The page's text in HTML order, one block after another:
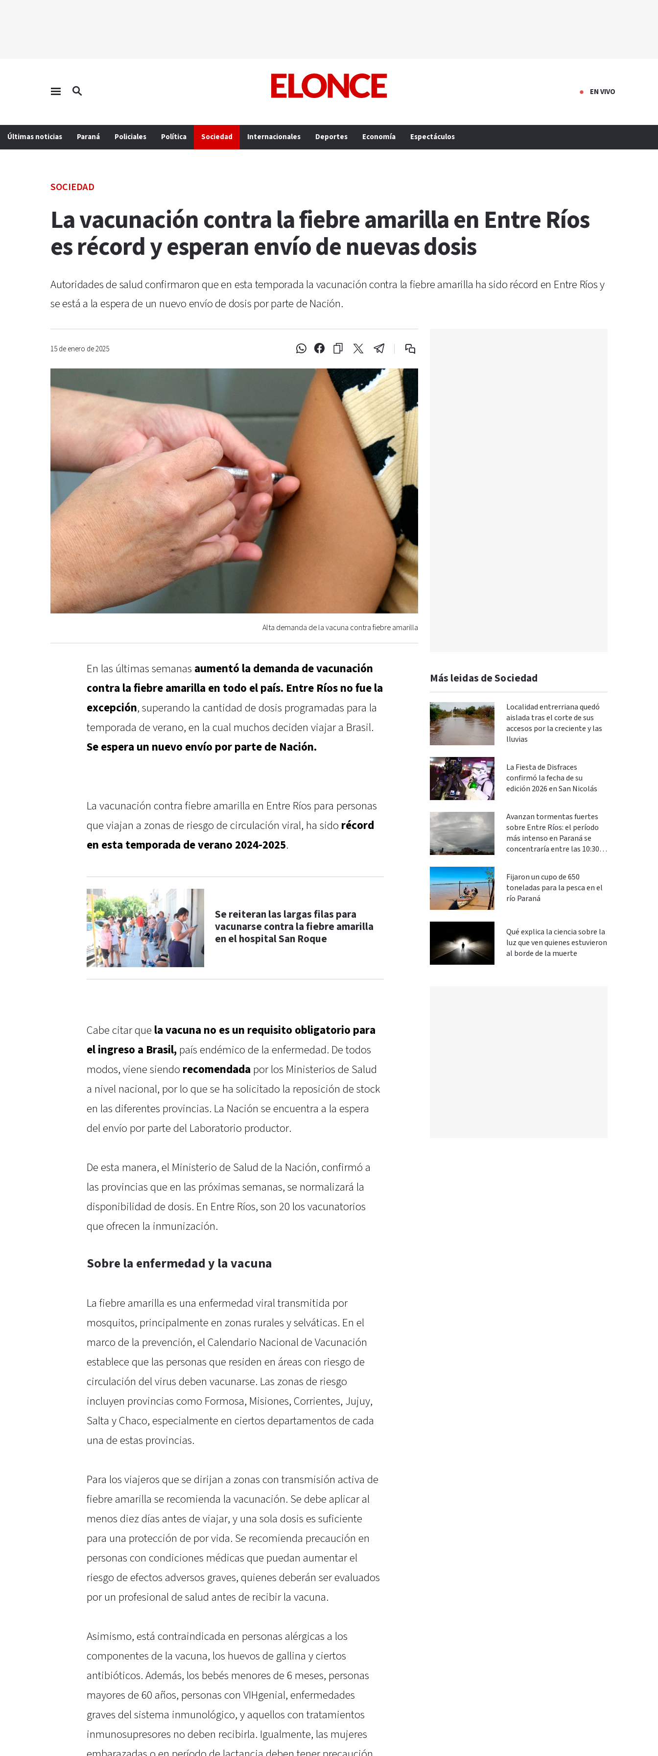
EN VIVO
Últimas noticias Paraná Policiales Política Sociedad Internacionales Deportes Economía Espectáculos
SOCIEDAD
La vacunación contra la fiebre amarilla en Entre Ríos
es récord y esperan envío de nuevas dosis
Autoridades de salud confirmaron que en esta temporada la vacunación contra la fiebre amarilla ha sido récord en Entre Ríos y
se está a la espera de un nuevo envío de dosis por parte de Nación.
15 de enero de 2025
Alta demanda de la vacuna contra fiebre amarilla
En las últimas semanas aumentó la demanda de vacunación
contra la fiebre amarilla en todo el país. Entre Ríos no fue la
excepción, superando la cantidad de dosis programadas para la
temporada de verano, en la cual muchos deciden viajar a Brasil.
Se espera un nuevo envío por parte de Nación.
La vacunación contra fiebre amarilla en Entre Ríos para personas
que viajan a zonas de riesgo de circulación viral, ha sido récord
en esta temporada de verano 2024-2025.
Se reiteran las largas filas para
vacunarse contra la fiebre amarilla
en el hospital San Roque
Cabe citar que la vacuna no es un requisito obligatorio para
el ingreso a Brasil, país endémico de la enfermedad. De todos
modos, viene siendo recomendada por los Ministerios de Salud
a nivel nacional, por lo que se ha solicitado la reposición de stock
en las diferentes provincias. La Nación se encuentra a la espera
del envío por parte del Laboratorio productor.
De esta manera, el Ministerio de Salud de la Nación, confirmó a
las provincias que en las próximas semanas, se normalizará la
disponibilidad de dosis. En Entre Ríos, son 20 los vacunatorios
que ofrecen la inmunización.
Sobre la enfermedad y la vacuna
La fiebre amarilla es una enfermedad viral transmitida por
mosquitos, principalmente en zonas rurales y selváticas. En el
marco de la prevención, el Calendario Nacional de Vacunación
establece que las personas que residen en áreas con riesgo de
circulación del virus deben vacunarse. Las zonas de riesgo
incluyen provincias como Formosa, Misiones, Corrientes, Jujuy,
Salta y Chaco, especialmente en ciertos departamentos de cada
una de estas provincias.
Para los viajeros que se dirijan a zonas con transmisión activa de
fiebre amarilla se recomienda la vacunación. Se debe aplicar al
menos diez días antes de viajar, y una sola dosis es suficiente
para una protección de por vida. Se recomienda precaución en
personas con condiciones médicas que puedan aumentar el
riesgo de efectos adversos graves, quienes deberán ser evaluados
por un profesional de salud antes de recibir la vacuna.
Asimismo, está contraindicada en personas alérgicas a los
componentes de la vacuna, los huevos de gallina y ciertos
antibióticos. Además, los bebés menores de 6 meses, personas
mayores de 60 años, personas con VIHgenial, enfermedades
graves del sistema inmunológico, y aquellos con tratamientos
inmunosupresores no deben recibirla. Igualmente, las mujeres
Más leidas de Sociedad
Localidad entrerriana quedó
aislada tras el corte de sus
accesos por la creciente y las
lluvias
La Fiesta de Disfraces
confirmó la fecha de su
edición 2026 en San Nicolás
Avanzan tormentas fuertes
sobre Entre Ríos: el período
más intenso en Paraná se
concentraría entre las 10:30 y
Fijaron un cupo de 650
toneladas para la pesca en el
río Paraná
Qué explica la ciencia sobre la
luz que ven quienes estuvieron
al borde de la muerte